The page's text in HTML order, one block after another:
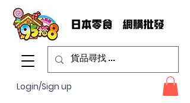
Login/Sign up